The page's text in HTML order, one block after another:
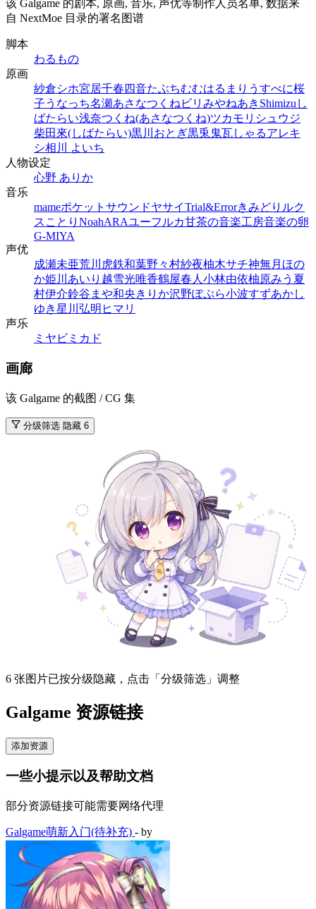
该 Galgame 的剧本, 原画, 音乐, 声优等制作人员名单, 数据来
自 NextMoe 目录的署名图谱
脚本
わるもの
原画
紗倉シホ宮居千春四音たぶちむむはるまり うすべに桜
子 うなっち名瀬あさなつくね ビリ みやねあき Shimizu し
ばたらい浅奈つくね(あさなつくね)ツカモリシュウジ
柴田來(しばたらい)黒川おとぎ黒兎鬼瓦しゃるアレキ
シ相川 よいち
人物设定
心野 ありか
音乐
mameポケットサウンドヤサイTrial&Errorきみどりルク
ス ことり NoahARAユーフルカ甘茶の音楽工房音楽の卵
G-MIYA
声优
成瀬未亜荒川虎鉄和葉野々村紗夜柚木サチ神無月ほの
か姫川あいり 越雪光唯香鶴屋春人 小林由依柚原みう 夏
村伊介鈴谷まや和央きりか沢野ぽぷら小波すずあかし
ゆき星川弘明 ヒマリ
声乐
ミヤビミカド
画廊
该 Galgame 的截图 / CG 集
分级筛选 隐藏 6
6 张图片已按分级隐藏，点击「分级筛选」调整
Galgame 资源链接
添加资源
一些小提示以及帮助文档
部分资源链接可能需要网络代理
Galgame萌新入门(待补充) - by